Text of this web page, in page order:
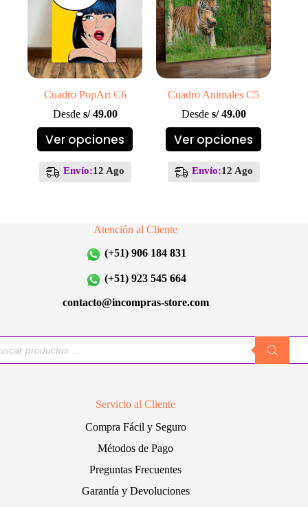
la
página
de
producto
la
página
de
producto
Cuadro PopArt C6
Desde s/49.00
Ver opciones
Este
producto
múltiples
pueden
en
página
producto
Envío:12 Ago
Cuadro Animales C5
Desde s/49.00
Ver opciones
Este
producto
múltiples
Envío:12 Ago
Atención al Cliente
(+51) 906 184 831
(+51) 923 545 664
contacto@incompras-store.com
Servicio al Cliente
Compra Fácil y Seguro
Métodos de Pago
Preguntas Frecuentes
Garantía y Devoluciones